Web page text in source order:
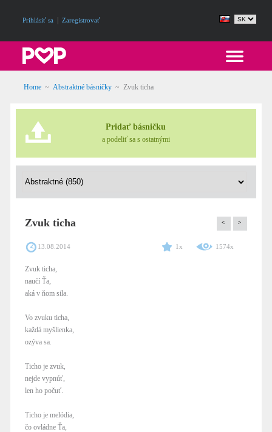
Prihlásiť sa Zaregistrovať
Home ~ Abstraktné básničky ~ Zvuk ticha
Pridať básničku
a podeliť sa s ostatnými
Zvuk ticha < >
13.08.2014 1x 1574x
Zvuk ticha,
naučí Ťa,
aká v ňom sila.
Vo zvuku ticha,
každá myšlienka,
ozýva sa.
Ticho je zvuk,
nejde vypnúť,
len ho počuť.
Ticho je melódia,
čo ovládne Ťa,